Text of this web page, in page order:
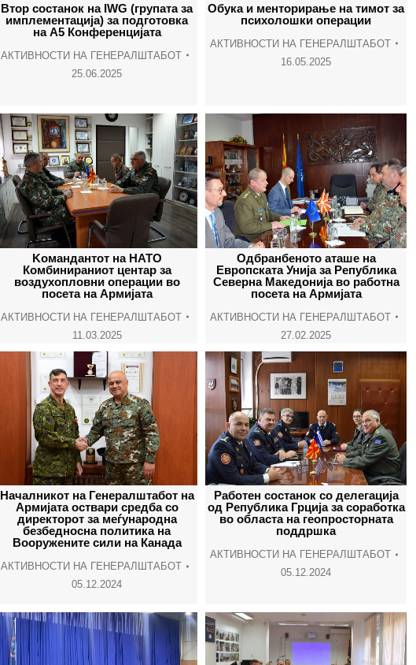
Втор состанок на IWG (групата за
имплементација) за подготовка
на А5 Конференцијата
АКТИВНОСТИ НА ГЕНЕРАЛШТАБОТ
25.06.2025
Обука и менторирање на тимот за
психолошки операции
АКТИВНОСТИ НА ГЕНЕРАЛШТАБОТ
16.05.2025
Kомандантот на НАТО
Комбинираниот центар за
воздухопловни операции во
посета на Армијата
АКТИВНОСТИ НА ГЕНЕРАЛШТАБОТ
11.03.2025
Одбранбеното аташе на
Европската Унија за Република
Северна Македонија во работна
посета на Армијата
АКТИВНОСТИ НА ГЕНЕРАЛШТАБОТ
27.02.2025
Началникот на Генералштабот на
Армијата оствари средба со
директорот за меѓународна
безбедносна политика на
Вооружените сили на Канада
АКТИВНОСТИ НА ГЕНЕРАЛШТАБОТ
05.12.2024
Работен состанок со делегација
од Република Грција за соработка
во областа на геопросторната
поддршка
АКТИВНОСТИ НА ГЕНЕРАЛШТАБОТ
05.12.2024